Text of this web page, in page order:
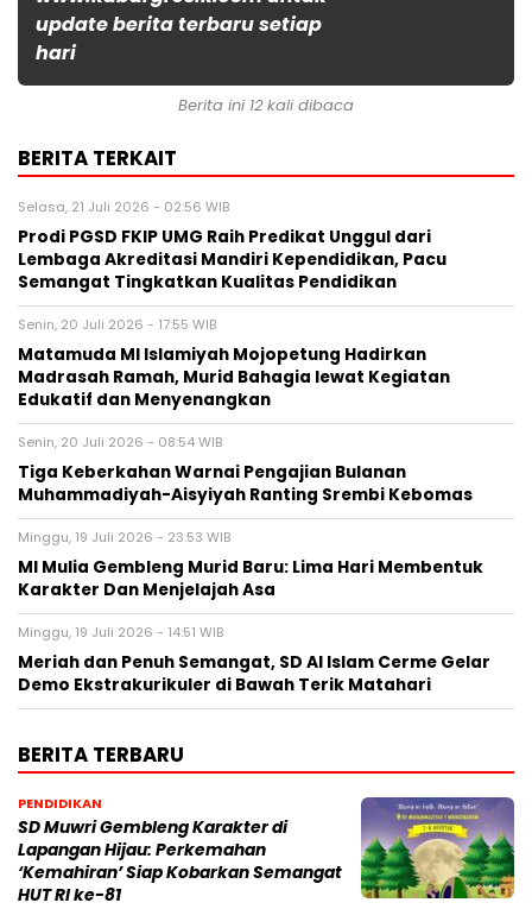
update berita terbaru setiap
hari
Berita ini 12 kali dibaca
BERITA TERKAIT
Selasa, 21 Juli 2026 - 02:56 WIB
Prodi PGSD FKIP UMG Raih Predikat Unggul dari
Lembaga Akreditasi Mandiri Kependidikan, Pacu
Semangat Tingkatkan Kualitas Pendidikan
Senin, 20 Juli 2026 - 17:55 WIB
Matamuda MI Islamiyah Mojopetung Hadirkan
Madrasah Ramah, Murid Bahagia lewat Kegiatan
Edukatif dan Menyenangkan
Senin, 20 Juli 2026 - 08:54 WIB
Tiga Keberkahan Warnai Pengajian Bulanan
Muhammadiyah-Aisyiyah Ranting Srembi Kebomas
Minggu, 19 Juli 2026 - 23:53 WIB
MI Mulia Gembleng Murid Baru: Lima Hari Membentuk
Karakter Dan Menjelajah Asa
Minggu, 19 Juli 2026 - 14:51 WIB
Meriah dan Penuh Semangat, SD Al Islam Cerme Gelar
Demo Ekstrakurikuler di Bawah Terik Matahari
BERITA TERBARU
PENDIDIKAN
SD Muwri Gembleng Karakter di
Lapangan Hijau: Perkemahan
‘Kemahiran’ Siap Kobarkan Semangat
HUT RI ke-81